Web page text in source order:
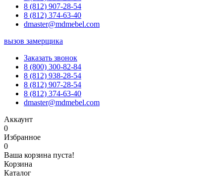
8 (812) 907-28-54
8 (812) 374-63-40
dmaster@mdmebel.com
вызов замерщика
Заказать звонок
8 (800) 300-82-84
8 (812) 938-28-54
8 (812) 907-28-54
8 (812) 374-63-40
dmaster@mdmebel.com
Аккаунт
0
Избранное
0
Ваша корзина пуста!
Корзина
Каталог